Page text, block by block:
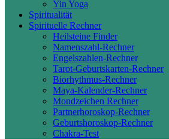
Yin Yoga
Spiritualität
Spirituelle Rechner
Heilsteine Finder
Namenszahl-Rechner
Engelszahlen-Rechner
Tarot-Geburtskarten-Rechner
Biorhythmus-Rechner
Maya-Kalender-Rechner
Mondzeichen Rechner
Partnerhoroskop-Rechner
Geburtshoroskop-Rechner
Chakra-Test